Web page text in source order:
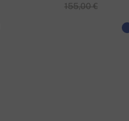
155,00 €